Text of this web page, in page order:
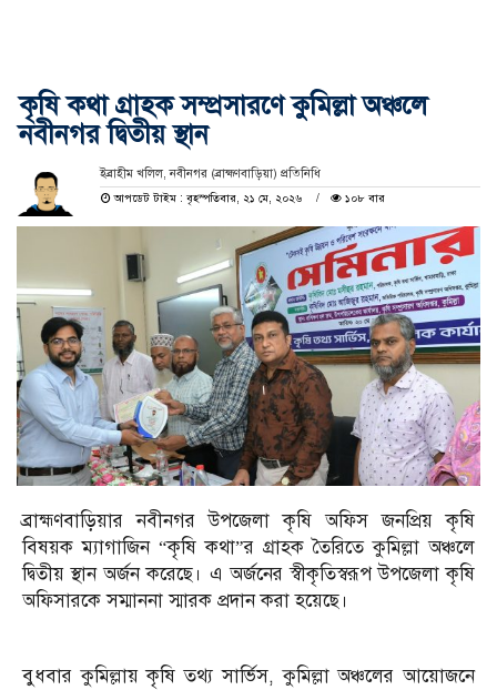
কৃষি কথা গ্রাহক সম্প্রসারণে কুমিল্লা অঞ্চলে
নবীনগর দ্বিতীয় স্থান
ইব্রাহীম খলিল, নবীনগর (ব্রাহ্মণবাড়িয়া) প্রতিনিধি
আপডেট টাইম : বৃহস্পতিবার, ২১ মে, ২০২৬
১০৮ বার
ব্রাহ্মণবাড়িয়ার নবীনগর উপজেলা কৃষি অফিস জনপ্রিয় কৃষি
বিষয়ক ম্যাগাজিন “কৃষি কথা”র গ্রাহক তৈরিতে কুমিল্লা অঞ্চলে
দ্বিতীয় স্থান অর্জন করেছে। এ অর্জনের স্বীকৃতিস্বরূপ উপজেলা কৃষি
অফিসারকে সম্মাননা স্মারক প্রদান করা হয়েছে।
বুধবার কুমিল্লায় কৃষি তথ্য সার্ভিস, কুমিল্লা অঞ্চলের আয়োজনে